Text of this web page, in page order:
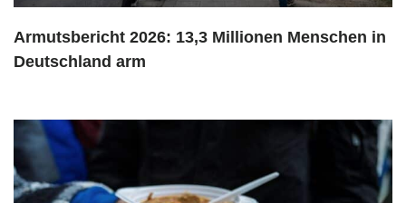
Armutsbericht 2026: 13,3 Millionen Menschen in
Deutschland arm